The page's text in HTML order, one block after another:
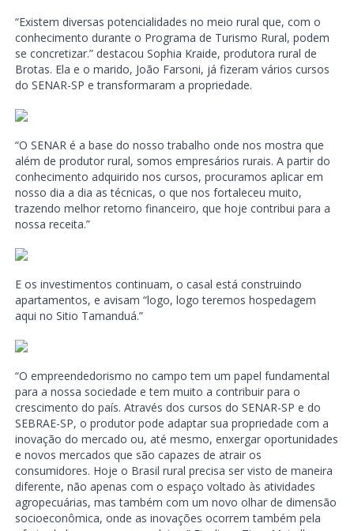
“Existem diversas potencialidades no meio rural que, com o
conhecimento durante o Programa de Turismo Rural, podem
se concretizar.” destacou Sophia Kraide, produtora rural de
Brotas. Ela e o marido, João Farsoni, já fizeram vários cursos
do SENAR-SP e transformaram a propriedade.
“O SENAR é a base do nosso trabalho onde nos mostra que
além de produtor rural, somos empresários rurais. A partir do
conhecimento adquirido nos cursos, procuramos aplicar em
nosso dia a dia as técnicas, o que nos fortaleceu muito,
trazendo melhor retorno financeiro, que hoje contribui para a
nossa receita.”
E os investimentos continuam, o casal está construindo
apartamentos, e avisam “logo, logo teremos hospedagem
aqui no Sitio Tamanduá.”
“O empreendedorismo no campo tem um papel fundamental
para a nossa sociedade e tem muito a contribuir para o
crescimento do país. Através dos cursos do SENAR-SP e do
SEBRAE-SP, o produtor pode adaptar sua propriedade com a
inovação do mercado ou, até mesmo, enxergar oportunidades
e novos mercados que são capazes de atrair os
consumidores. Hoje o Brasil rural precisa ser visto de maneira
diferente, não apenas com o espaço voltado às atividades
agropecuárias, mas também com um novo olhar de dimensão
socioeconômica, onde as inovações ocorrem também pela